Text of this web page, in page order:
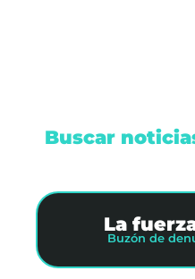
Buscar
La
Buzón de